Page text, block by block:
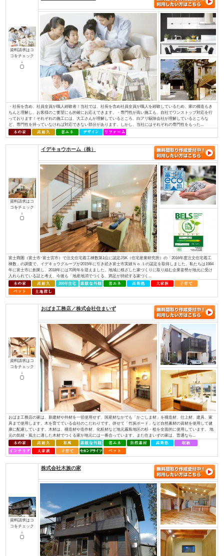
資料請求はコ
コをチェック
私たちが家づくりを通して、最もお客様のお役に立てることを考えた末に
モミの木の床材は、季節を問わず家全体の湿度を一定に調整し、素足で過
りを感じられます。空気をきれいにするだけでなく、モミの木の天然成分
コをチェック
株式会社 伊庭工務店
ほんとうに安心して暮らせる住まいとは何でしょうか？子供たちに豊かな
か？ 私たちは“家”という観点で考えました。 例えば、耐震性を考えたと
ある豊富な良い木材を 先進の技術で加工し、住む方の安全の為にその木材
る。 日...
（株）アットホーム四国